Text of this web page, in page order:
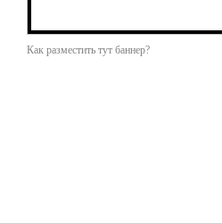
Как разместить тут баннер?